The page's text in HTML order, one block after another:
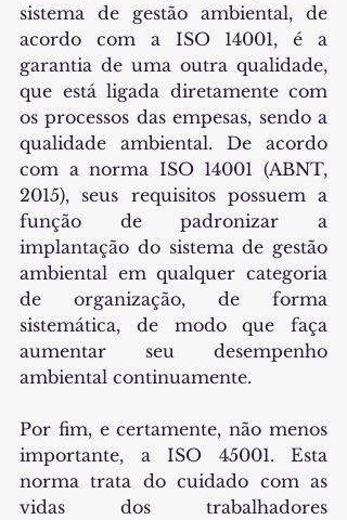
sistema de gestão ambiental, de
acordo com a ISO 14001, é a
garantia de uma outra qualidade,
que está ligada diretamente com
os processos das empesas, sendo a
qualidade ambiental. De acordo
com a norma ISO 14001 (ABNT,
2015), seus requisitos possuem a
função de padronizar a
implantação do sistema de gestão
ambiental em qualquer categoria
de organização, de forma
sistemática, de modo que faça
aumentar seu desempenho
ambiental continuamente.
Por fim, e certamente, não menos
importante, a ISO 45001. Esta
norma trata do cuidado com as
vidas dos trabalhadores